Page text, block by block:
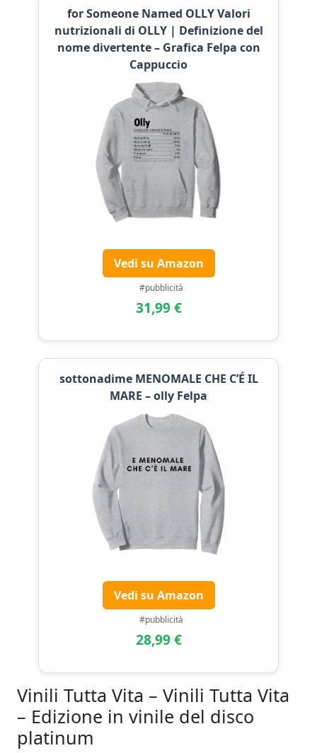
for Someone Named OLLY Valori
nutrizionali di OLLY | Definizione del
nome divertente – Grafica Felpa con
Cappuccio
Vedi su Amazon
#pubblicità
31,99 €
sottonadime MENOMALE CHE C’É IL
MARE – olly Felpa
Vedi su Amazon
#pubblicità
28,99 €
Vinili Tutta Vita – Vinili Tutta Vita
– Edizione in vinile del disco
platinum